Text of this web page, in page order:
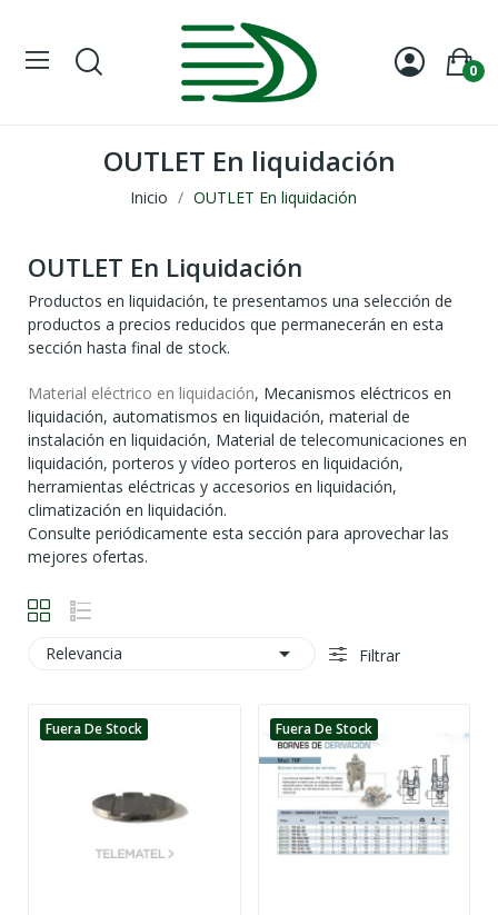
0
OUTLET En liquidación
Inicio OUTLET En liquidación
OUTLET En Liquidación
Productos en liquidación, te presentamos una selección de
productos a precios reducidos que permanecerán en esta
sección hasta final de stock.
Material eléctrico en liquidación, Mecanismos eléctricos en
liquidación, automatismos en liquidación, material de
instalación en liquidación, Material de telecomunicaciones en
liquidación, porteros y vídeo porteros en liquidación,
herramientas eléctricas y accesorios en liquidación,
climatización en liquidación.
Consulte periódicamente esta sección para aprovechar las
mejores ofertas.
Relevancia  Filtrar
Fuera De Stock Fuera De Stock